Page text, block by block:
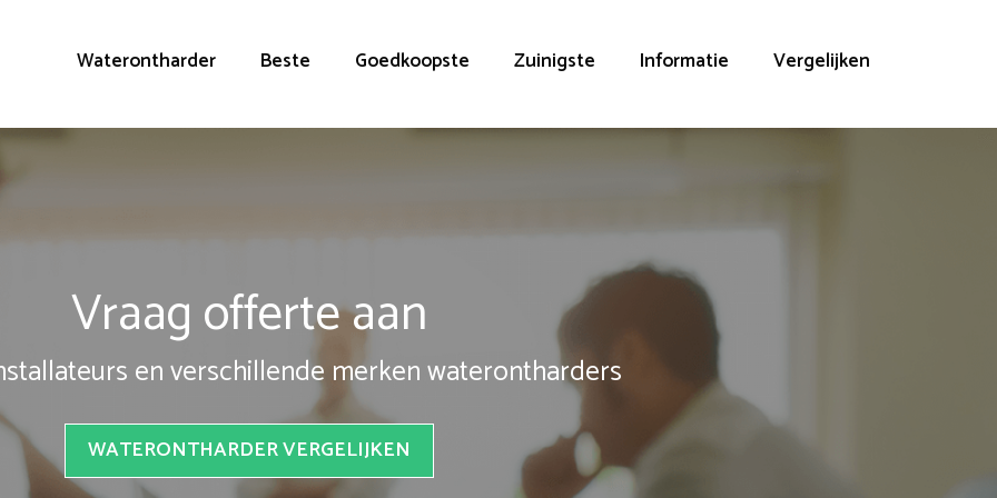
Waterontharder Beste Goedkoopste Zuinigste Informatie Vergelijken
Vraag offerte aan
en verschillende merken waterontharders
WATERONTHARDER VERGELIJKEN